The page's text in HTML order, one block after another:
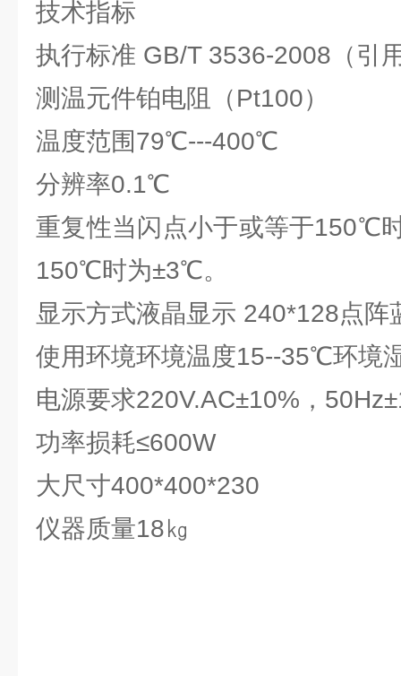
技术指标
执行标准 GB/T 3536-2008（引
测温元件铂电阻（Pt100）
温度范围79℃---400℃
分辨率0.1℃
重复性当闪点小于或等于150℃
150℃时为±3℃。
显示方式液晶显示 240*128点阵
使用环境环境温度15--35℃环境
电源要求220V.AC±10%，
功率损耗≤600W
大尺寸400*400*230
仪器质量18㎏